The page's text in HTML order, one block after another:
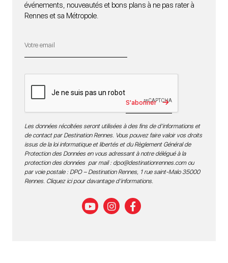
événements, nouveautés et bons plans à ne pas rater à
Rennes et sa Métropole.
S'abonner
Les données récoltées seront utilisées à des fins de d’informations et
de contact par Destination Rennes. Vous pouvez faire valoir vos droits
issus de la loi informatique et libertés et du Règlement Général de
Protection des Données en vous adressant à notre délégué à la
protection des données par mail : dpo@destinationrennes.comou
par voie postale : DPO – Destination Rennes, 1 rue saint-Malo 35000
Rennes. Cliquez ici pour davantage d’informations.